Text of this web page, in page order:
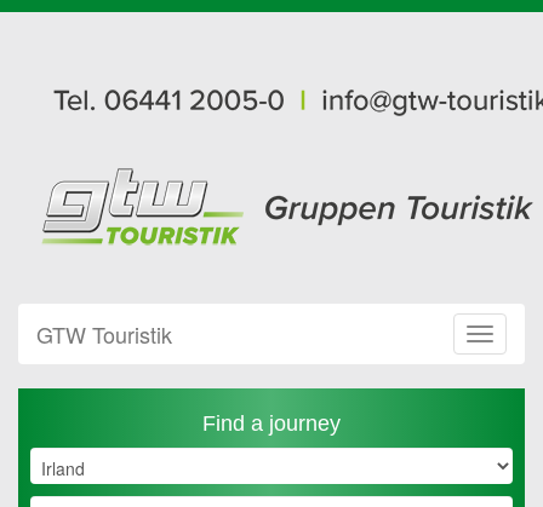
Toggle
GTW Touristik
Find a journey